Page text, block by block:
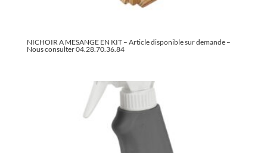
NICHOIR A MESANGE EN KIT – Article disponible sur demande –
Nous consulter 04.28.70.36.84